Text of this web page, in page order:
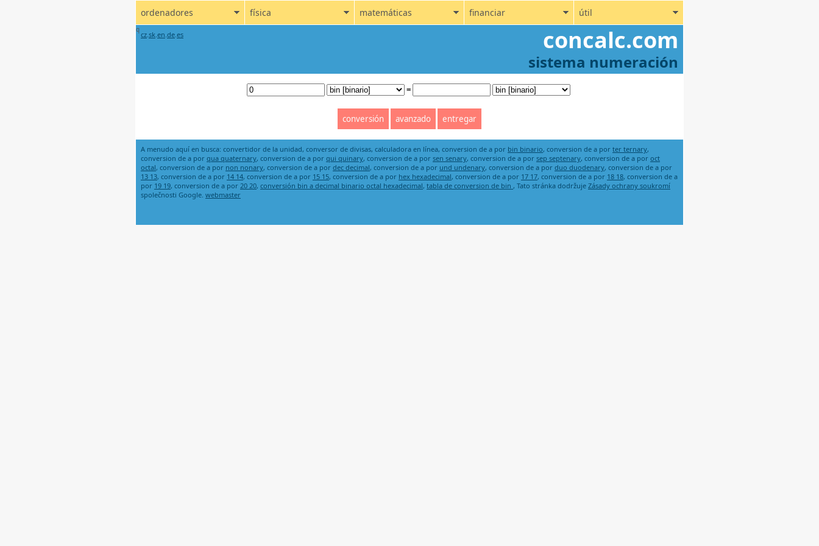
ordenadores física matemáticas financiar útil
cz.sk.en.de.es concalc.com
q
sistema numeración
=
A menudo aquí en busca: convertidor de la unidad, conversor de divisas, calculadora en línea, conversion de a por bin binario, conversion de a por ter ternary,
conversion de a por qua quaternary, conversion de a por qui quinary, conversion de a por sen senary, conversion de a por sep septenary, conversion de a por oct
octal, conversion de a por non nonary, conversion de a por dec decimal, conversion de a por und undenary, conversion de a por duo duodenary, conversion de a por
13 13, conversion de a por 14 14, conversion de a por 15 15, conversion de a por hex hexadecimal, conversion de a por 17 17, conversion de a por 18 18, conversion de a
por 19 19, conversion de a por 20 20, conversión bin a decimal binario octal hexadecimal, tabla de conversion de bin , Tato stránka dodržuje Zásady ochrany soukromí
společnosti Google. webmaster